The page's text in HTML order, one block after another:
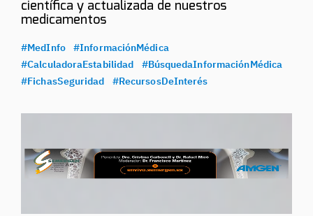
científica y actualizada de nuestros
medicamentos
#MedInfo
#InformaciónMédica
#CalculadoraEstabilidad
#BúsquedaInformaciónMédica
#FichasSeguridad
#RecursosDeInterés